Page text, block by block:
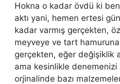
Hokna o kadar övdü ki
aktı yani, hemen ertesi
kadar varmış gerçekten,
meyveye ve tart hamuruna
gerçekten, eğer değişiklik
ama kesinlikle denemenizi
orjinalinde bazı